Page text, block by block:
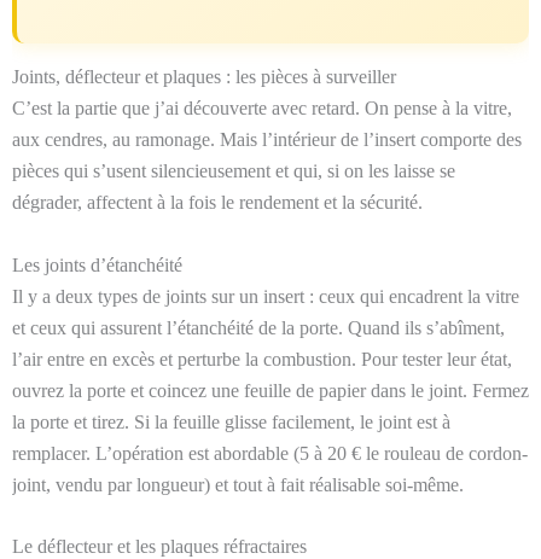
Joints, déflecteur et plaques : les pièces à surveiller
C’est la partie que j’ai découverte avec retard. On pense à la vitre,
aux cendres, au ramonage. Mais l’intérieur de l’insert comporte des
pièces qui s’usent silencieusement et qui, si on les laisse se
dégrader, affectent à la fois le rendement et la sécurité.
Les joints d’étanchéité
Il y a deux types de joints sur un insert : ceux qui encadrent la vitre
et ceux qui assurent l’étanchéité de la porte. Quand ils s’abîment,
l’air entre en excès et perturbe la combustion. Pour tester leur état,
ouvrez la porte et coincez une feuille de papier dans le joint. Fermez
la porte et tirez. Si la feuille glisse facilement, le joint est à
remplacer. L’opération est abordable (5 à 20 € le rouleau de cordon-
joint, vendu par longueur) et tout à fait réalisable soi-même.
Le déflecteur et les plaques réfractaires